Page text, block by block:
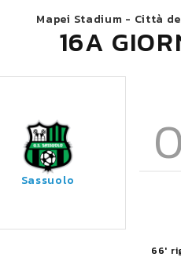
Mapei Stadium - Città
16A
Sassuolo
0
66'